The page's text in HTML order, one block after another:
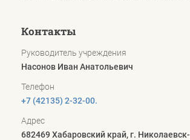
Контакты
Руководитель учреждения
Насонов Иван Анатольевич
Телефон
+7 (42135) 2-32-00.
Адрес
682469 Хабаровский край, г.